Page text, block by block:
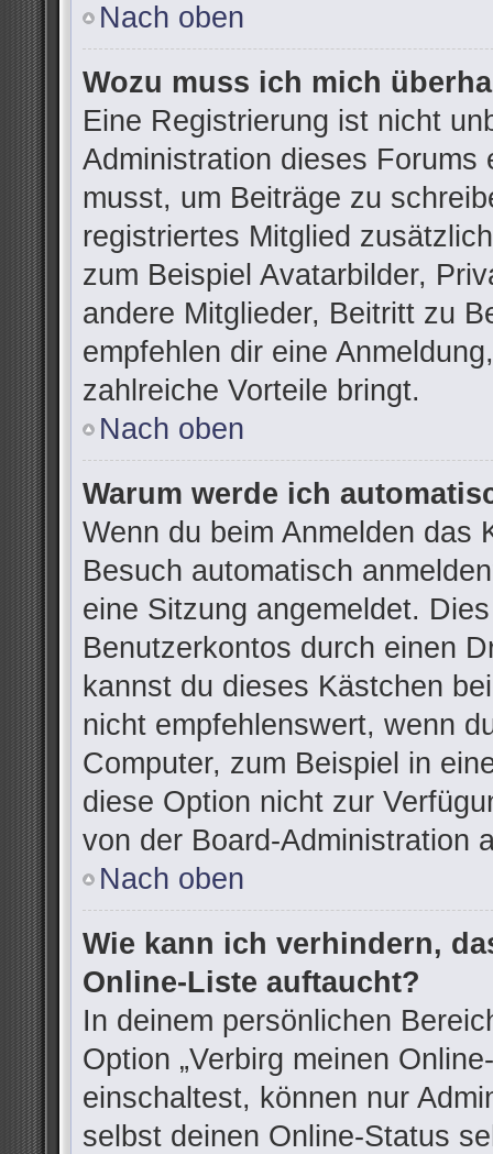
Nach oben
Wozu muss ich mich
Eine Registrierung ist nicht
Administration dieses
musst, um Beiträge zu
registriertes Mitglied
zum Beispiel Avatarbilder,
andere Mitglieder, Beitritt zu
empfehlen dir eine
zahlreiche Vorteile bringt.
Nach oben
Warum werde ich
Wenn du beim Anmelden das
Besuch automatisch
eine Sitzung angemeldet.
Benutzerkontos durch einen
kannst du dieses Kästchen
nicht empfehlenswert, wenn
Computer, zum Beispiel in
diese Option nicht zur
von der Board-Administration
Nach oben
Wie kann ich verhindern,
Online-Liste auftaucht?
In deinem persönlichen
Option „Verbirg meinen
einschaltest, können nur
selbst deinen Online-Status